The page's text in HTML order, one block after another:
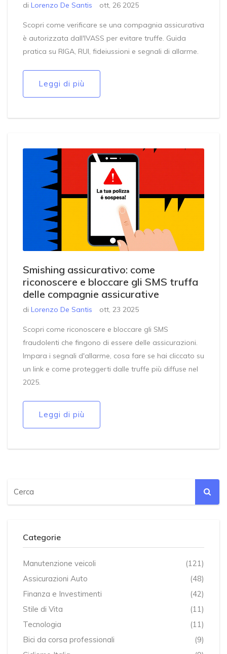
di Lorenzo De Santis ott, 26 2025
Scopri come verificare se una compagnia assicurativa
è autorizzata dall'IVASS per evitare truffe. Guida
pratica su RIGA, RUI, fideiussioni e segnali di allarme.
Leggi di più
Smishing assicurativo: come
riconoscere e bloccare gli SMS truffa
delle compagnie assicurative
di Lorenzo De Santis ott, 23 2025
Scopri come riconoscere e bloccare gli SMS
fraudolenti che fingono di essere delle assicurazioni.
Impara i segnali d'allarme, cosa fare se hai cliccato su
un link e come proteggerti dalle truffe più diffuse nel
2025.
Leggi di più
Categorie
Manutenzione veicoli
(121)
Assicurazioni Auto
(48)
Finanza e Investimenti
(42)
Stile di Vita
(11)
Tecnologia
(11)
Bici da corsa professionali
(9)